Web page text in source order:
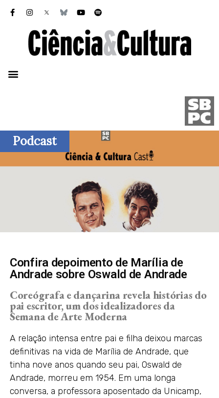
Podcast
Confira depoimento de Marília de
Andrade sobre Oswald de Andrade
Coreógrafa e dançarina revela histórias do
pai escritor, um dos idealizadores da
Semana de Arte Moderna
A relação intensa entre pai e filha deixou marcas
definitivas na vida de Marília de Andrade, que
tinha nove anos quando seu pai, Oswald de
Andrade, morreu em 1954. Em uma longa
conversa, a professora aposentado da Unicamp,